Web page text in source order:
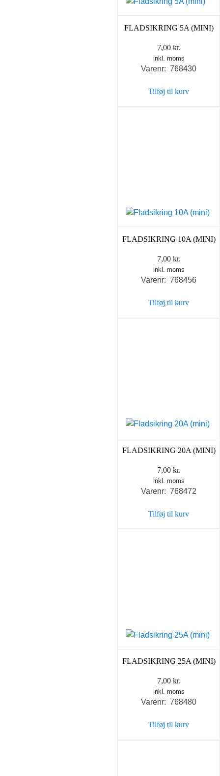
FLADSIKRING 5A (MINI)
7,00 kr.
inkl. moms
Varenr: 768430
Tilføj til kurv
FLADSIKRING 10A (MINI)
7,00 kr.
inkl. moms
Varenr: 768456
Tilføj til kurv
FLADSIKRING 20A (MINI)
7,00 kr.
inkl. moms
Varenr: 768472
Tilføj til kurv
FLADSIKRING 25A (MINI)
7,00 kr.
inkl. moms
Varenr: 768480
Tilføj til kurv